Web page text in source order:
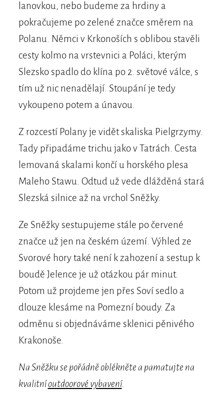
lanovkou, nebo budeme za hrdiny a
pokračujeme po zelené značce směrem na
Polanu. Němci v Krkonoších s oblibou stavěli
cesty kolmo na vrstevnici a Poláci, kterým
Slezsko spadlo do klína po 2. světové válce, s
tím už nic nenadělají. Stoupání je tedy
vykoupeno potem a únavou.
Z rozcestí Polany je vidět skaliska Pielgrzymy.
Tady připadáme trichu jako v Tatrách. Cesta
lemovaná skalami končí u horského plesa
Maleho Stawu. Odtud už vede dlážděná stará
Slezská silnice až na vrchol Sněžky.
Ze Sněžky sestupujeme stále po červené
značce už jen na českém území. Výhled ze
Svorové hory také není k zahození a sestup k
boudě Jelence je už otázkou pár minut.
Potom už projdeme jen přes Soví sedlo a
dlouze klesáme na Pomezní boudy. Za
odměnu si objednáváme sklenici pěnivého
Krakonoše.
Na Sněžku se pořádně oblékněte a pamatujte na
kvalitníoutdoorové vybavení.